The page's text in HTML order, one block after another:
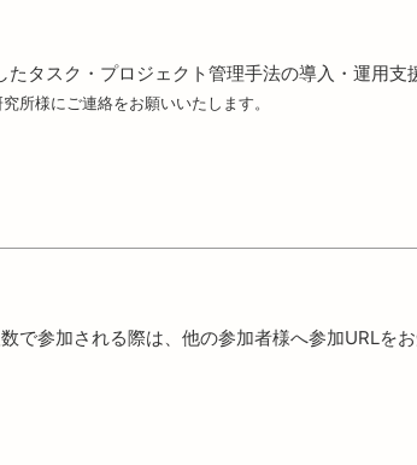
タスク・プロジェクト管理手法の導入・運用支
所様にご連絡をお願いいたします。
参加される際は、他の参加者様へ参加URLをお